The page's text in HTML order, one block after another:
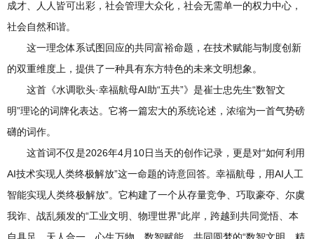
成才、人人皆可出彩，社会管理大众化，社会无需单一的权力中心，
社会自然和谐。
这一理念体系试图回应的共同富裕命题，在技术赋能与制度创新
的双重维度上，提供了一种具有东方特色的未来文明想象。
这首《水调歌头·幸福航母AI助“五共”》是崔士忠先生“数智文
明”理论的词牌化表达。它将一篇宏大的系统论述，浓缩为一首气势磅
礴的词作。
这首词不仅是2026年4月10日当天的创作记录，更是对“如何利用
AI技术实现人类终极解放”这一命题的诗意回答。幸福航母，用AI人工
智能实现人类终极解放”。它构建了一个从存量竞争、巧取豪夺、尔虞
我诈、战乱频发的“工业文明、物理世界”此岸，跨越到共同觉悟、本